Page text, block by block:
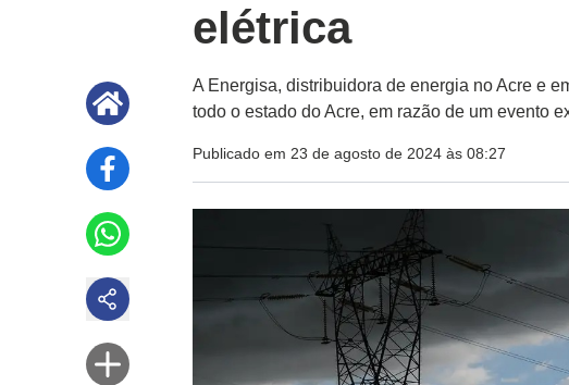
elétrica
A Energisa, distribuidora de energia no Acre e
todo o estado do Acre, em razão de um evento
Publicado em 23 de agosto de 2024 às 08:27